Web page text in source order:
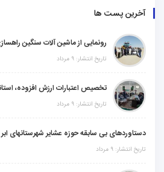
آخرین پست ها
تاریخ انتشار: ۹ مرداد
تاریخ انتشار: ۹ مرداد
دستاوردهای بی سابقه حوزه عشایر شهرستانهای
تاریخ انتشار: ۹ مرداد